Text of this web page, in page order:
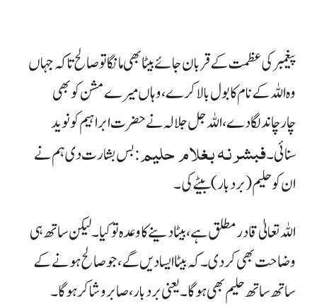
پیغمبر کی عظمت کے قربان جائے بیٹا بھی مانگا تو صالح تاکہ جہاں
وہ اللہ کے نام کا بول بالا کرے ، وہاں میرے مشن کو بھی
چارچاند لگا دے، اللہ جل جلالہ نے حضرت ابراہیم کو نوید
سنائی۔فبشرنه بغلام حليم: بس بشارت دی ہم نے
ان کو حلیم (بردبار) بیٹے کی۔
اللہ تعالیٰ قادر مطلق ہے، بیٹا دینے کا وعدہ تو کیا۔ لیکن ساتھ ہی
وضاحت بھی کر دی۔ کہ بیٹا ایسا دیں گے، جو صالح ہونے کے
ساتھ ساتھ حلیم بھی ہو گا۔ یعنی بردبار، صابر و شاکر ہوگا ۔